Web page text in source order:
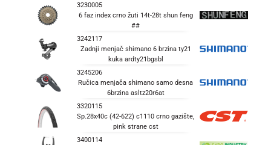
3230005
6 faz index crno žuti 14t-28t shun feng
##
3242117
Zadnji menjač shimano 6 brzina ty21
kuka ardty21bgsbl
3245206
Ručica menjača shimano samo desna
6brzina asltz20r6at
3320115
Sp.28x40c (42-622) c1110 crno gazište,
pink strane cst
3400114